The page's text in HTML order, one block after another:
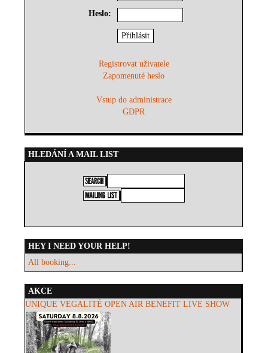
Heslo:
Registrovat uživatele
Zapomenuté heslo
Vstup do administrace
GDPR
HLEDÁNÍ A MAIL LIST
HEY I NEED YOUR HELP!
All booking...
AKCE
UNIQUE VEGALITÉ OPEN AIR BENEFIT LIVE SHOW